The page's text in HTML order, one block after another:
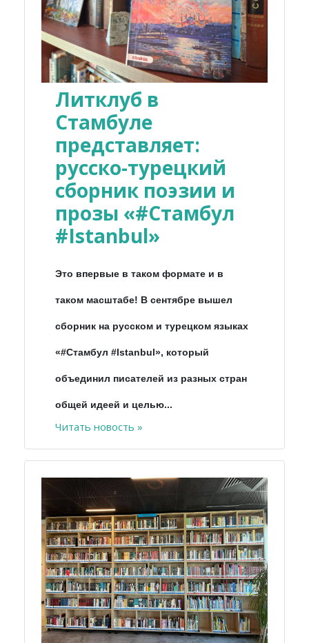
Литклуб в
Стамбуле
представляет:
русско-турецкий
сборник поэзии и
прозы «#Стамбул
#Istanbul»
Это впервые в таком формате и в
таком масштабе! В сентябре вышел
сборник на русском и турецком языках
«#Стамбул #Istanbul», который
объединил писателей из разных стран
общей идеей и целью...
Читать новость »